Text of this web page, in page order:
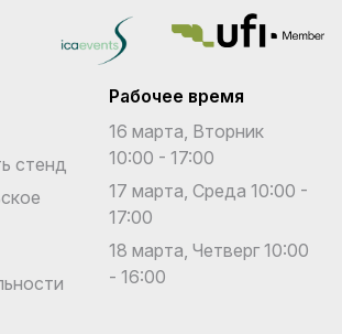
стенд
Рабочее время
16 марта, Вторник
10:00 - 17:00
17 марта, Среда 10:00 -
17:00
18 марта, Четверг 10:00
- 16:00